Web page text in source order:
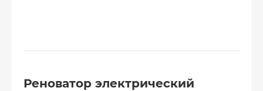
Реноватор электрический